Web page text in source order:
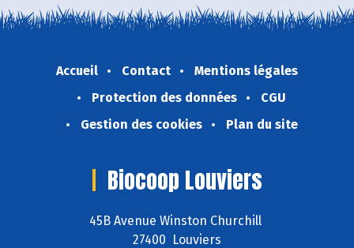
Accueil Contact
Mentions légales
Protection des données
CGU
Gestion des cookies
Plan du site
Biocoop Louviers
45B Avenue Winston Churchill
27400 Louviers